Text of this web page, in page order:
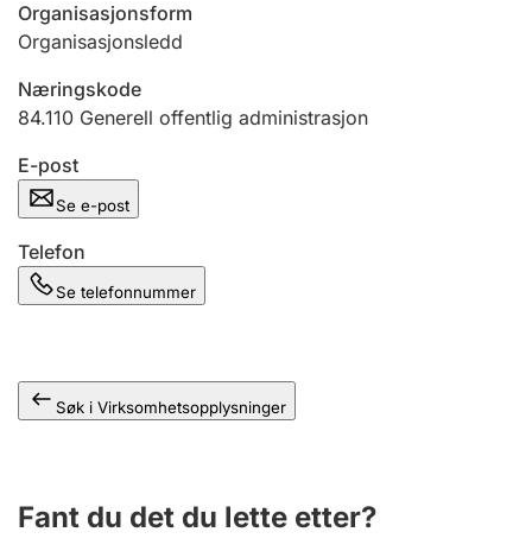
Offentlig sektor
Andre tema
Organisasjonsform
Organisasjonsledd
Næringskode
84.110 Generell offentlig administrasjon
E-post
Se e-post
Telefon
Se telefonnummer
Søk i Virksomhetsopplysninger
Fant du det du lette etter?